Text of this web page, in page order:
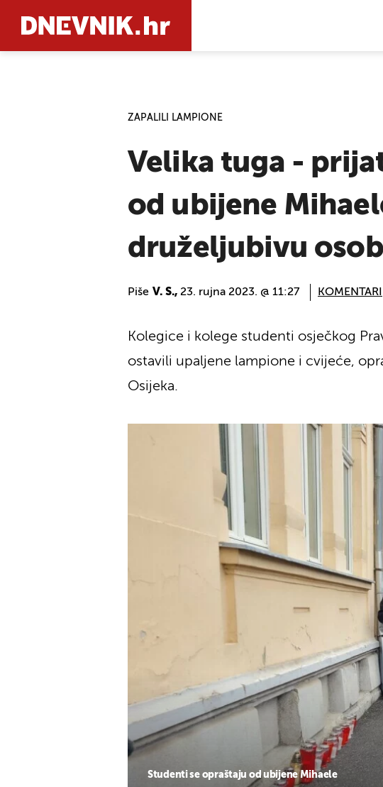
ZAPALILI LAMPIONE
Velika tuga -
od ubijene
druželjubivu
Piše V. S., 23. rujna 2023. @ 11:27 KOMENTARI
Studenti se opraštaju od ubijene Mihaele
Kolegice i kolege studenti osječkog
ostavili upaljene lampione i cvijeće,
Osijeka.